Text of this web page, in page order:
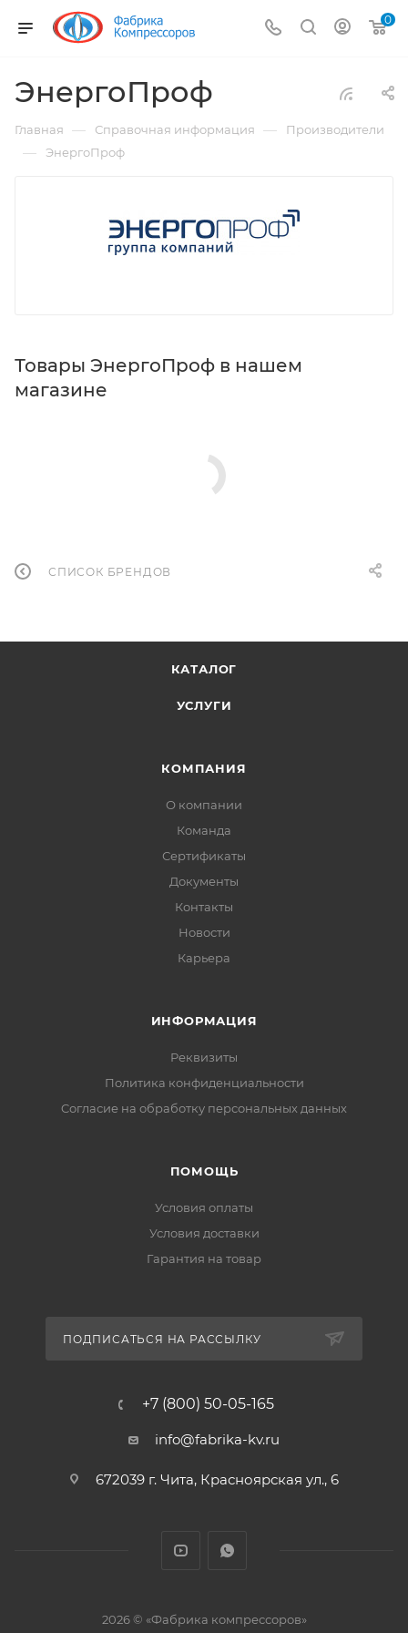
0
ЭнергоПроф
Главная — Справочная информация — Производители
— ЭнергоПроф
Товары ЭнергоПроф в нашем
магазине
СПИСОК БРЕНДОВ
КАТАЛОГ
УСЛУГИ
КОМПАНИЯ
О компании
Команда
Сертификаты
Документы
Контакты
Новости
Карьера
ИНФОРМАЦИЯ
Реквизиты
Политика конфиденциальности
Cогласие на обработку персональных данных
ПОМОЩЬ
Условия оплаты
Условия доставки
Гарантия на товар
ПОДПИСАТЬСЯ НА РАССЫЛКУ
+7 (800) 50-05-165
info@fabrika-kv.ru
672039 г. Чита, Красноярская ул., 6
2026 © «Фабрика компрессоров»